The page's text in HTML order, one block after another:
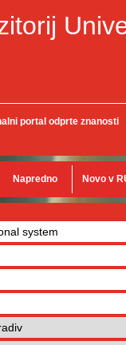
portal odprte znanosti
Napredno Novo v